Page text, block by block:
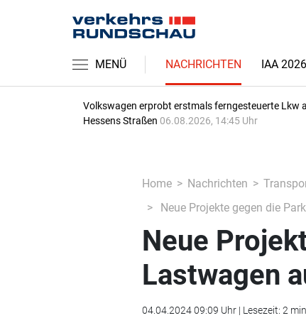
MENÜ NACHRICHTEN IAA 2026
Volkswagen erprobt erstmals ferngesteuerte Lkw
Hessens Straßen 06.08.2026, 14:45 Uhr
Home Nachrichten
Neue Projekte gegen die
Neue
Lastwagen
04.04.2024 09:09 Uhr | Lesezeit: 2 min